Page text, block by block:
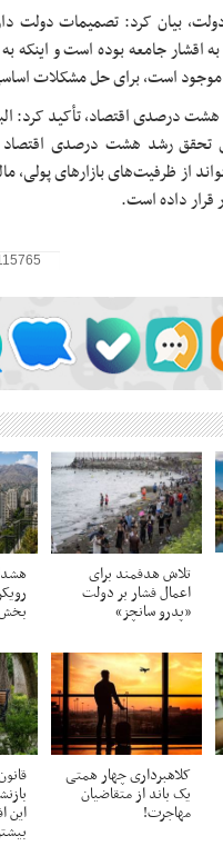
بیان کرد: تصمیمات دولت
جامعه بوده است و اینکه به
موجود است، برای حل مشکلات
درصدی اقتصاد، تأکید کرد:
تحقق رشد هشت درصدی
از ظرفیت‌های بازارهای پولی،
قرار داده است.
تلاش هدفمند برای
اعمال فشار بر دولت
«پدرو سانچز»
کلاهبرداری چهار همتی
یک باند از متقاضیان
مهاجرت!